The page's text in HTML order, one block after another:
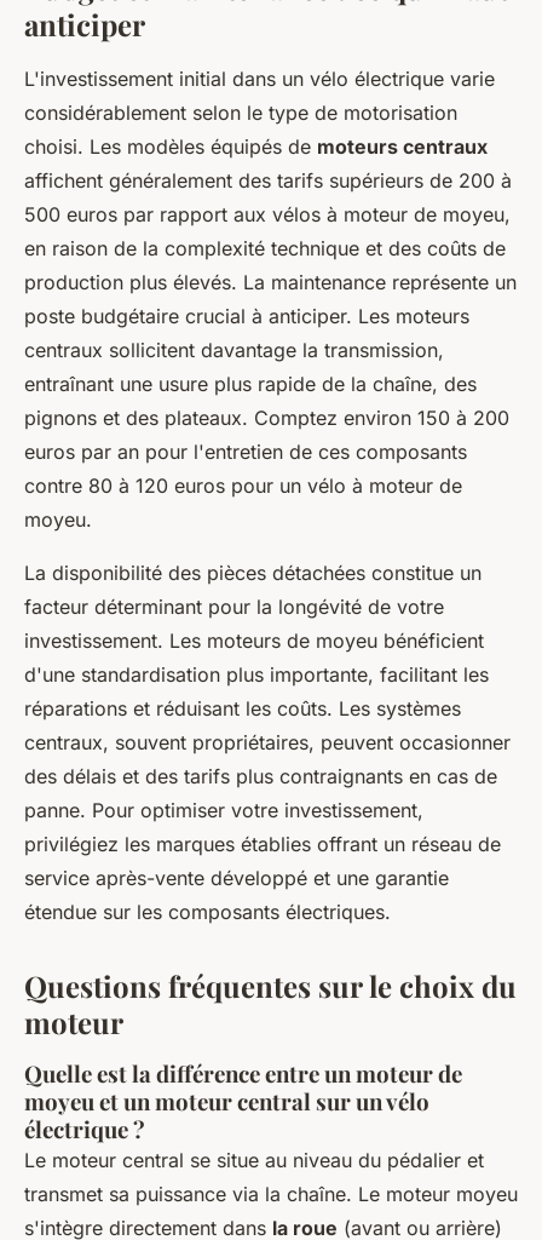
anticiper
L'investissement initial dans un vélo électrique varie
considérablement selon le type de motorisation
choisi. Les modèles équipés de moteurs centraux
affichent généralement des tarifs supérieurs de 200 à
500 euros par rapport aux vélos à moteur de moyeu,
en raison de la complexité technique et des coûts de
production plus élevés. La maintenance représente un
poste budgétaire crucial à anticiper. Les moteurs
centraux sollicitent davantage la transmission,
entraînant une usure plus rapide de la chaîne, des
pignons et des plateaux. Comptez environ 150 à 200
euros par an pour l'entretien de ces composants
contre 80 à 120 euros pour un vélo à moteur de
moyeu.
La disponibilité des pièces détachées constitue un
facteur déterminant pour la longévité de votre
investissement. Les moteurs de moyeu bénéficient
d'une standardisation plus importante, facilitant les
réparations et réduisant les coûts. Les systèmes
centraux, souvent propriétaires, peuvent occasionner
des délais et des tarifs plus contraignants en cas de
panne. Pour optimiser votre investissement,
privilégiez les marques établies offrant un réseau de
service après-vente développé et une garantie
étendue sur les composants électriques.
Questions fréquentes sur le choix du
moteur
Quelle est la différence entre un moteur de
moyeu et un moteur central sur un vélo
électrique ?
Le moteur central se situe au niveau du pédalier et
transmet sa puissance via la chaîne. Le moteur moyeu
s'intègre directement dans la roue (avant ou arrière)